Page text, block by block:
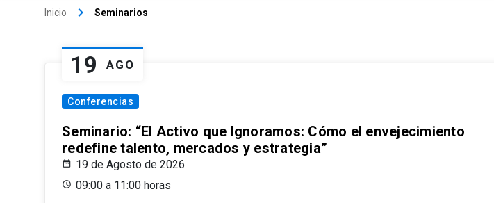
Inicio keyboard_arrow_right Seminarios
19 AGO
Conferencias
Seminario: “El Activo que Ignoramos: Cómo el envejecimiento
redefine talento, mercados y estrategia”
19 de Agosto de 2026
09:00 a 11:00 horas